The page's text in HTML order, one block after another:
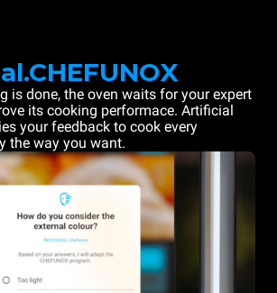
is done, the oven waits for your expert
its cooking performace. Artificial
your feedback to cook every
the way you want.